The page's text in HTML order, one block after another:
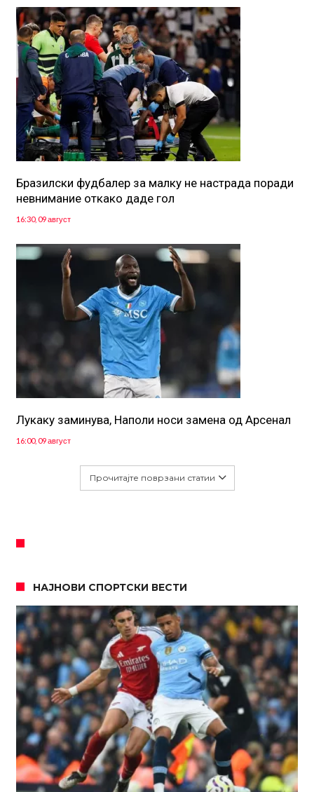
Бразилски фудбалер за малку не настрада поради
невнимание откако даде гол
16:30, 09 август
Лукаку заминува, Наполи носи замена од Арсенал
16:00, 09 август
Прочитајте поврзани статии
НАЈНОВИ СПОРТСКИ ВЕСТИ